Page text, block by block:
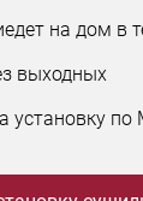
на дом в
выходных
установку по